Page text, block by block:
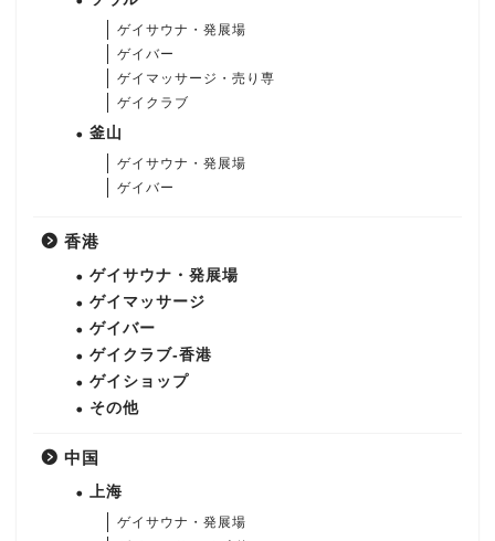
ゲイサウナ・発展場
ゲイバー
ゲイマッサージ・売り専
ゲイクラブ
釜山
ゲイサウナ・発展場
ゲイバー
香港
ゲイサウナ・発展場
ゲイマッサージ
ゲイバー
ゲイクラブ-香港
ゲイショップ
その他
中国
上海
ゲイサウナ・発展場